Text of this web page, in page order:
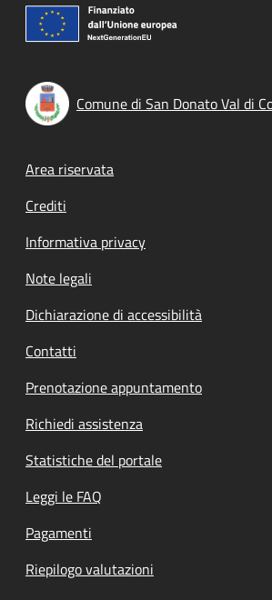
Comune di San Donato Val di
Footer menu
Area riservata
Crediti
Informativa privacy
Note legali
Dichiarazione di accessibilità
Contatti
Prenotazione appuntamento
Richiedi assistenza
Statistiche del portale
Leggi le FAQ
Pagamenti
Riepilogo valutazioni